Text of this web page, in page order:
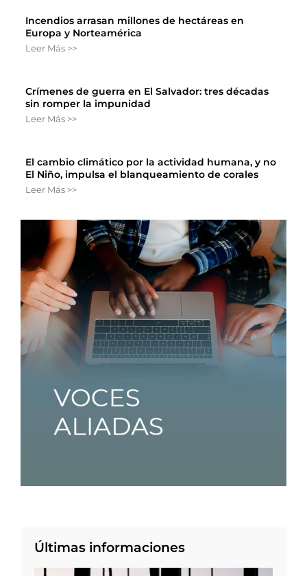
Incendios arrasan millones de hectáreas en
Europa y Norteamérica
Leer Más >>
Crímenes de guerra en El Salvador: tres décadas
sin romper la impunidad
Leer Más >>
El cambio climático por la actividad humana, y no
El Niño, impulsa el blanqueamiento de corales
Leer Más >>
Últimas informaciones